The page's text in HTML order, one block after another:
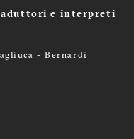
e interpreti
- Bernardi